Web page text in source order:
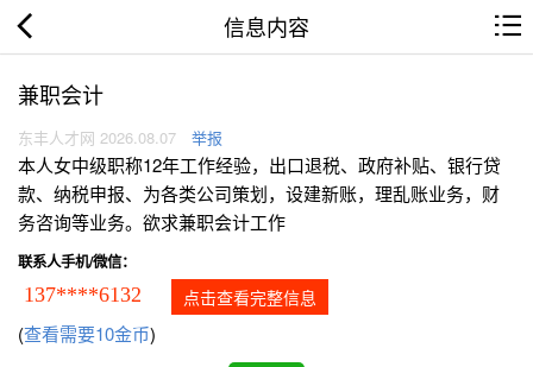
信息内容
兼职会计
东丰人才网 2026.08.07 举报
本人女中级职称12年工作经验，出口退税、政府补贴、银行贷
款、纳税申报、为各类公司策划，设建新账，理乱账业务，财
务咨询等业务。欲求兼职会计工作
联系人手机/微信：
137****6132 点击查看完整信息
(查看需要10金币)